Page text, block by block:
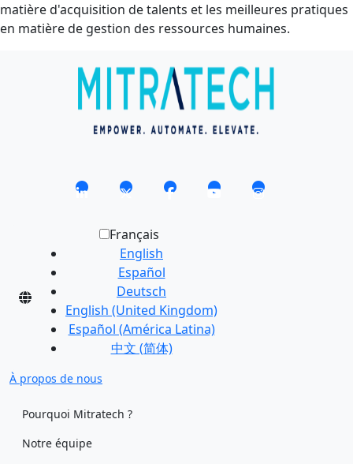
matière d'acquisition de talents et les meilleures pratiques
en matière de gestion des ressources humaines.
Français
English
Español
Deutsch
English (United Kingdom)
Español (América Latina)
中文 (简体)
À propos de nous
Pourquoi Mitratech ?
Notre équipe